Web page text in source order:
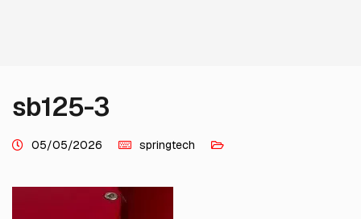
sb125-3
05/05/2026 springtech